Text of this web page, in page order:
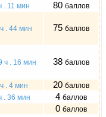
. 11 мин 80 баллов
. 44 мин 75 баллов
ч . 16 мин 38 баллов
. 4 мин 20 баллов
. 36 мин 4 баллов
0 баллов